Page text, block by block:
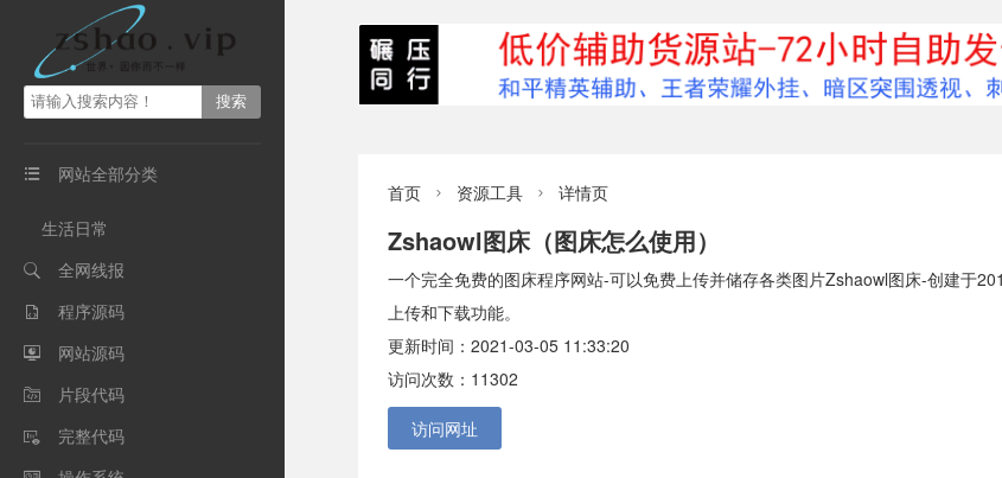
 网站全部分类
生活日常
 全网线报
 程序源码
 网站源码
 片段代码
 完整代码
首页  资源工具  详情页
Zshaowl图床（图床怎么使用）
一个完全免费的图床程序网站-可以免费上传并储存各类图片Zshaowl图床-创建于
上传和下载功能。
更新时间：2021-03-05 11:33:20
访问次数：11302
访问网址